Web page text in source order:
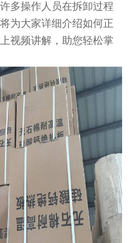
多操作人员在拆卸过程
为大家详细介绍如何正
视频讲解，助您轻松掌